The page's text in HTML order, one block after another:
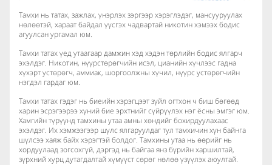
Тамхи нь татах, зажлах, үнэрлэх зэргээр хэрэглэдэг, мансууруулах
нөлөөтэй, хараат байдал үүсгэх чадвартай никотин хэмээх бодис
агуулсан ургамал юм.
Тамхи татах үед утаагаар дамжин хэд хэдэн төрлийн бодис ялгарч
эхэлдэг. Никотин, нүүрстөрөгчийн исэл, цианийн хүчлээс гадна
хүхэрт устөрөгч, аммиак, шоргоолжны хүчил, нүүрс устөрөгчийн
нэгдэл гардаг юм.
Тамхи татах гэдэг нь биеийн хэрэгцээт зүйл огтхон ч биш бөгөөд
харин эсрэгээрээ хүний бие эрхтнийг сүйрүүлэх нэг ёсны эмгэг юм.
Хамгийн түрүүнд тамхины утаа амны хөндийг бохирдуулахаас
эхэлдэг. Их хэмжээгээр шүлс ялгаруулдаг тул тамхичин хүн байнга
шүлсээ хаяж байх хэрэгтэй болдог. Тамхины утаа нь өөрийг нь
хордуулаад зогсохгүй, дэргэд нь байгаа янз бүрийн харшилтай,
зүрхний хурц дутагдалтай хүмүүст сөрөг нөлөө үзүүлэх аюултай.